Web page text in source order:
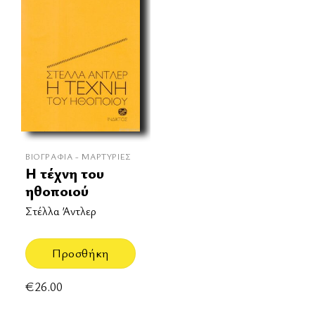
ΒΙΟΓΡΑΦΊΑ - ΜΑΡΤΥΡΊΕΣ
Η τέχνη του
ηθοποιού
Στέλλα Άντλερ
Προσθήκη
€26.00